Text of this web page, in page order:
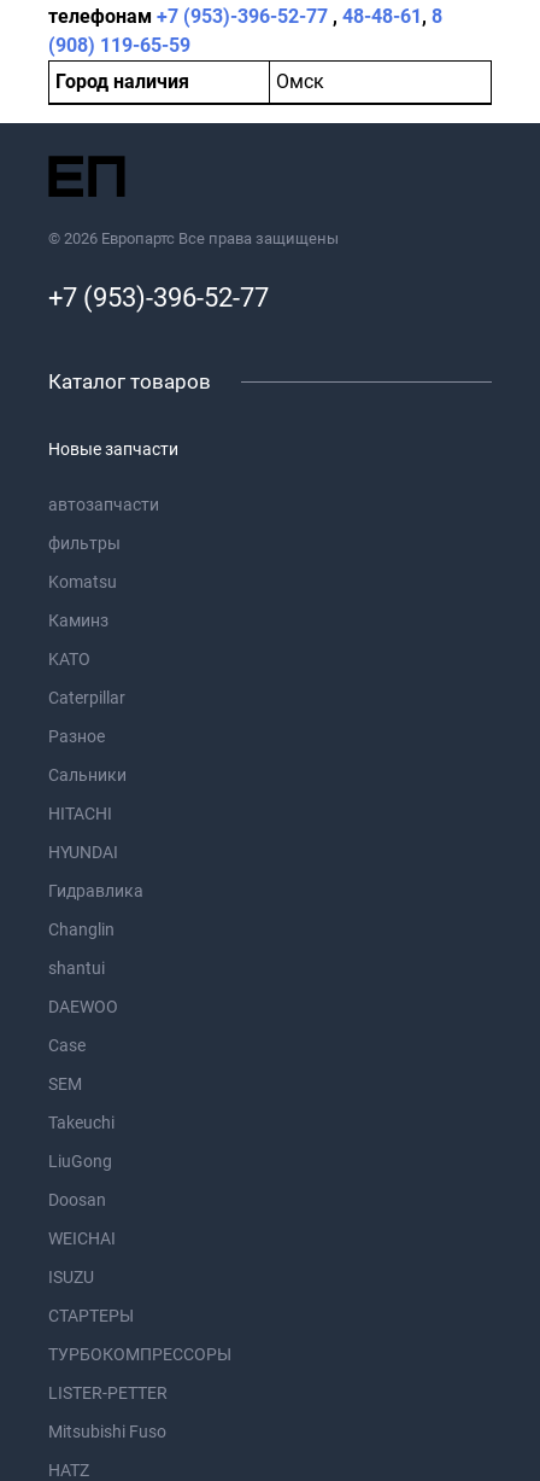
телефонам +7 (953)-396-52-77 , 48-48-61, 8
(908) 119-65-59
Город наличия
Омск
© 2026 Европартс Все права защищены
+7 (953)-396-52-77
Каталог товаров
Новые запчасти
автозапчасти
фильтры
Komatsu
Каминз
KATO
Caterpillar
Разное
Сальники
HITACHI
HYUNDAI
Гидравлика
Changlin
shantui
DAEWOO
Case
SEM
Takeuchi
LiuGong
Doosan
WEICHAI
ISUZU
СТАРТЕРЫ
ТУРБОКОМПРЕССОРЫ
LISTER-PETTER
Mitsubishi Fuso
HATZ